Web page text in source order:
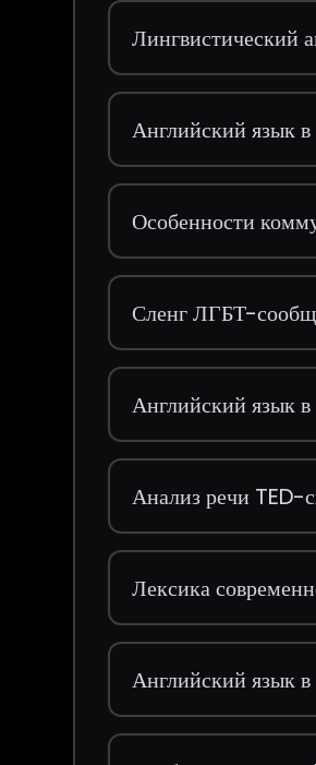
Лингвистический
Английский язык
Особенности
Сленг ЛГБТ-
Английский язык
Анализ речи TED-
Лексика
Английский язык